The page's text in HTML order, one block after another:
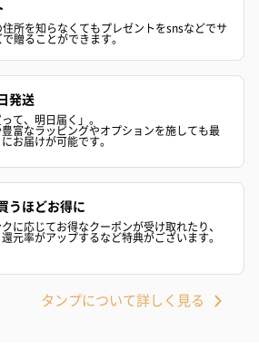
シャワージェル＆ハン
レープフルーツ）
（2,145円）
シャワージェ
ドクリーム（
ッシュローズ
してお届けします。
住所を知らなくてもプレゼントをsnsなどでサ
贈ることができます。
発送
って、明日届く」。
富なラッピングやオプションを施しても最
お届けが可能です。
うほどお得に
に応じてお得なクーポンが受け取れたり、
元率がアップするなど特典がございます。
タンプについて詳しく見る